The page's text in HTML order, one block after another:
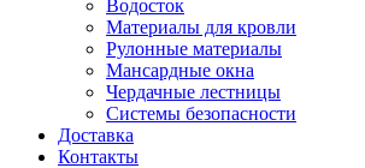
Водосток
Материалы для кровли
Рулонные материалы
Мансардные окна
Чердачные лестницы
Системы безопасности
Доставка
Контакты